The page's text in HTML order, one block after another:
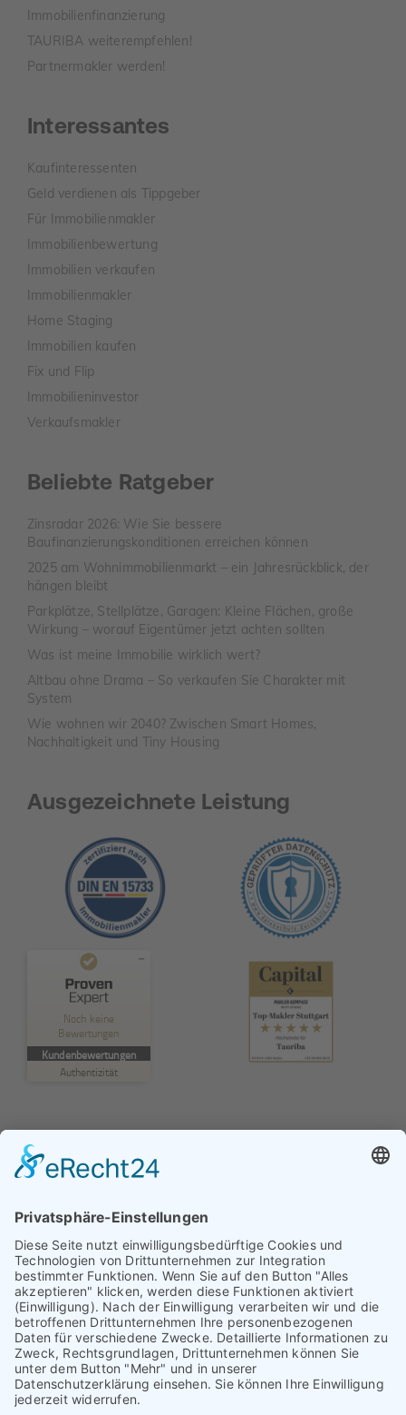
Immobilienfinanzierung
TAURIBA weiterempfehlen!
Partnermakler werden!
Interessantes
Kaufinteressenten
Geld verdienen als Tippgeber
Für Immobilienmakler
Immobilienbewertung
Immobilien verkaufen
Immobilienmakler
Home Staging
Immobilien kaufen
Fix und Flip
Immobilieninvestor
Verkaufsmakler
Beliebte Ratgeber
Zinsradar 2026: Wie Sie bessere
Baufinanzierungskonditionen erreichen können
2025 am Wohnimmobilienmarkt – ein Jahresrückblick, der
hängen bleibt
Parkplätze, Stellplätze, Garagen: Kleine Flächen, große
Wirkung – worauf Eigentümer jetzt achten sollten
Was ist meine Immobilie wirklich wert?
Altbau ohne Drama – So verkaufen Sie Charakter mit
System
Wie wohnen wir 2040? Zwischen Smart Homes,
Nachhaltigkeit und Tiny Housing
Ausgezeichnete Leistung
Noch keine
Bewertungen
Kundenbewertungen
Authentizität
Kundenbewertungen und Erfahrungen zu
MANGELHAFT
kontakt@tauriba.de
Haftungsauschluss: Alle auf diesen Seiten veröffentlichten
Informationen wurden nach bestem Wissen und
Gewissen erstellt. Alle Kundenmeinungen beruhen auf
echten Kundenaussagen. Niemand wurde in irgendeiner
Form für diese Videos oder schriftlichen Bewertungen